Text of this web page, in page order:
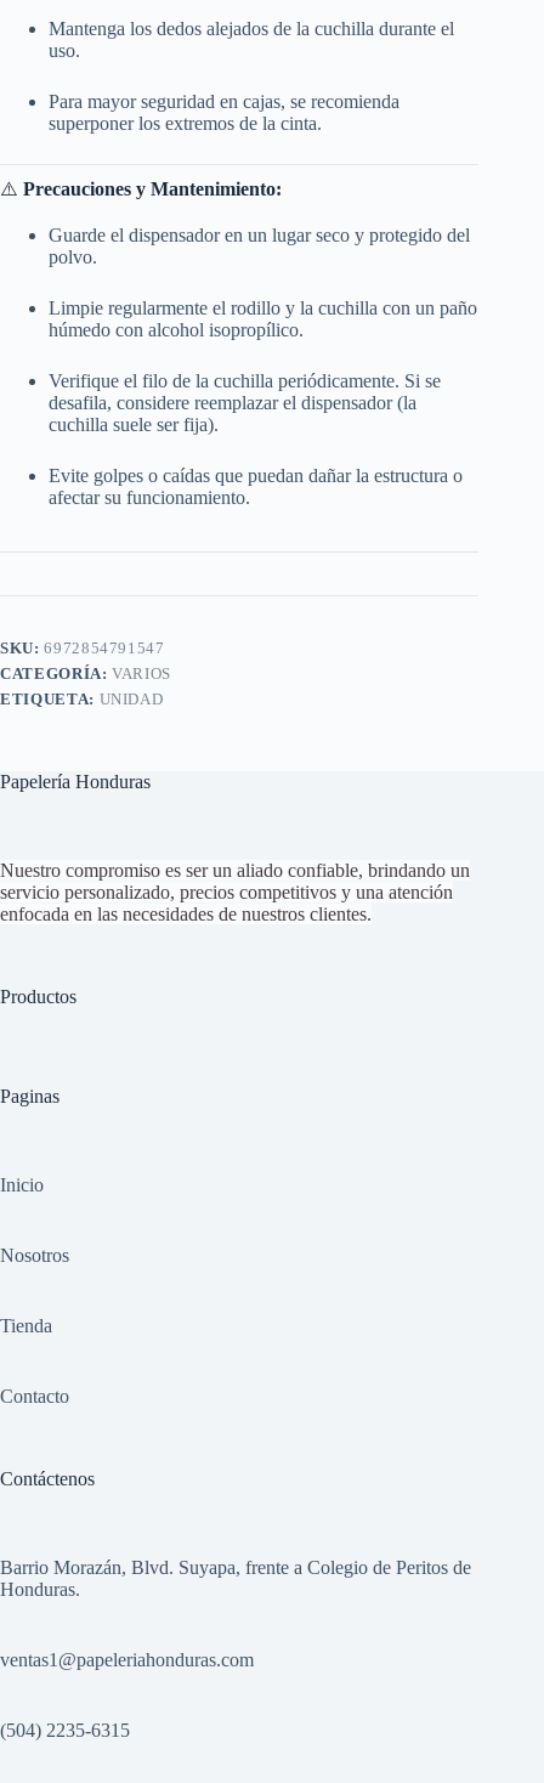
Mantenga los dedos alejados de la cuchilla durante el
uso.
Para mayor seguridad en cajas, se recomienda
superponer los extremos de la cinta.
⚠️ Precauciones y Mantenimiento:
Guarde el dispensador en un lugar seco y protegido del
polvo.
Limpie regularmente el rodillo y la cuchilla con un paño
húmedo con alcohol isopropílico.
Verifique el filo de la cuchilla periódicamente. Si se
desafila, considere reemplazar el dispensador (la
cuchilla suele ser fija).
Evite golpes o caídas que puedan dañar la estructura o
afectar su funcionamiento.
SKU:6972854791547
CATEGORÍA:VARIOS
ETIQUETA: UNIDAD
Papelería Honduras
Nuestro compromiso es ser un aliado confiable, brindando un
servicio personalizado, precios competitivos y una atención
enfocada en las necesidades de nuestros clientes.
Productos
Paginas
Inicio
Nosotros
Tienda
Contacto
Contáctenos
Barrio Morazán, Blvd. Suyapa, frente a Colegio de Peritos de
Honduras.
ventas1 @papeleriahonduras.com
(504) 2235-6315